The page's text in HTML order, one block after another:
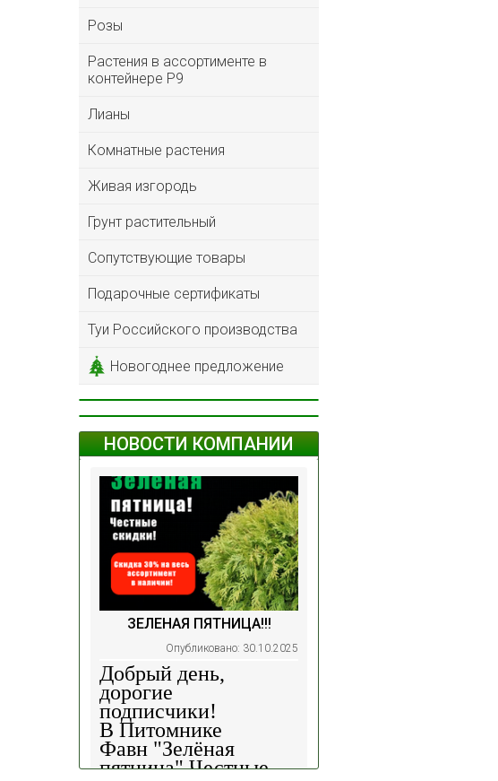
Розы
Растения в ассортименте в
контейнере P9
Лианы
Комнатные растения
Живая изгородь
Грунт растительный
Сопутствующие товары
Подарочные сертификаты
Туи Российского производства
Новогоднее предложение
НОВОСТИ КОМПАНИИ
ЗЕЛЕНАЯ ПЯТНИЦА!!!
Опубликовано: 30.10.2025
Добрый день,
дорогие
подписчики!
В Питомнике
Фавн "Зелёная
пятница".Честные